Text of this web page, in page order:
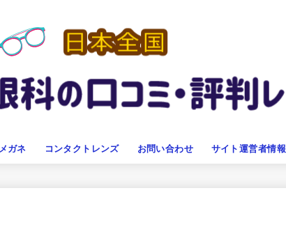
メガネ コンタクトレンズ お問い合わせ サイト運営者情報